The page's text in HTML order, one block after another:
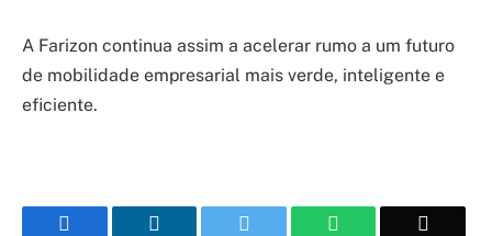
A Farizon continua assim a acelerar rumo a um futuro
de mobilidade empresarial mais verde, inteligente e
eficiente.
WhatsApp